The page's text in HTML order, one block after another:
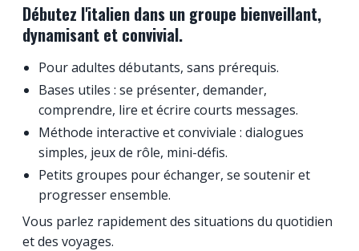
Débutez l'italien dans un groupe bienveillant,
dynamisant et convivial.
Pour adultes débutants, sans prérequis.
Bases utiles : se présenter, demander,
comprendre, lire et écrire courts messages.
Méthode interactive et conviviale : dialogues
simples, jeux de rôle, mini-défis.
Petits groupes pour échanger, se soutenir et
progresser ensemble.
Vous parlez rapidement des situations du quotidien
et des voyages.